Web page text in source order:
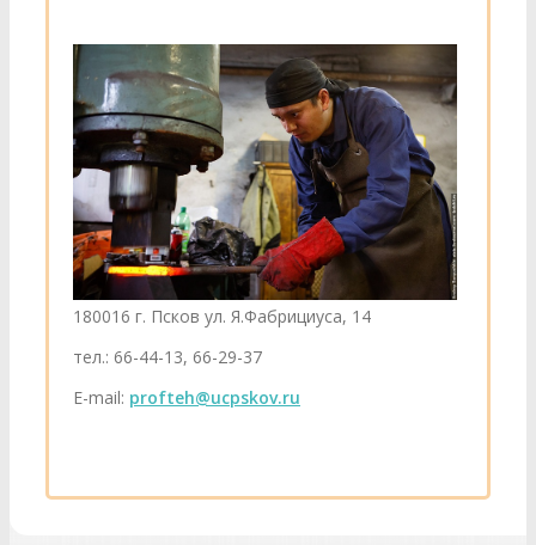
180016 г. Псков ул. Я.Фабрициуса, 14
тел.: 66-44-13, 66-29-37
E-mail: profteh@ucpskov.ru